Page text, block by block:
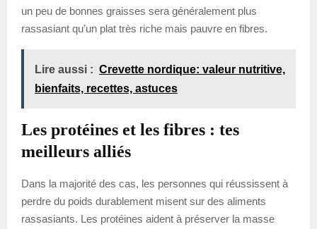
un peu de bonnes graisses sera généralement plus
rassasiant qu’un plat très riche mais pauvre en fibres.
Lire aussi : Crevette nordique: valeur nutritive,
bienfaits, recettes, astuces
Les protéines et les fibres : tes
meilleurs alliés
Dans la majorité des cas, les personnes qui réussissent à
perdre du poids durablement misent sur des aliments
rassasiants. Les protéines aident à préserver la masse